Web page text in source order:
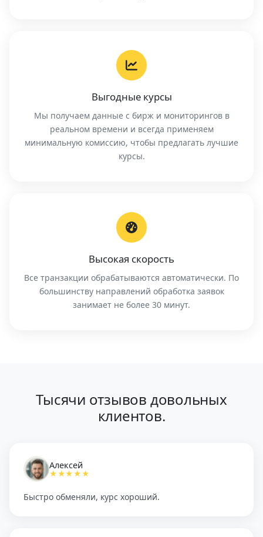
Выгодные курсы
Мы получаем данные с бирж и мониторингов в
реальном времени и всегда применяем
минимальную комиссию, чтобы предлагать лучшие
курсы.
Высокая скорость
Все транзакции обрабатываются автоматически. По
большинству направлений обработка заявок
занимает не более 30 минут.
Тысячи отзывов довольных
клиентов.
Алексей
★★★★★
Быстро обменяли, курс хороший.